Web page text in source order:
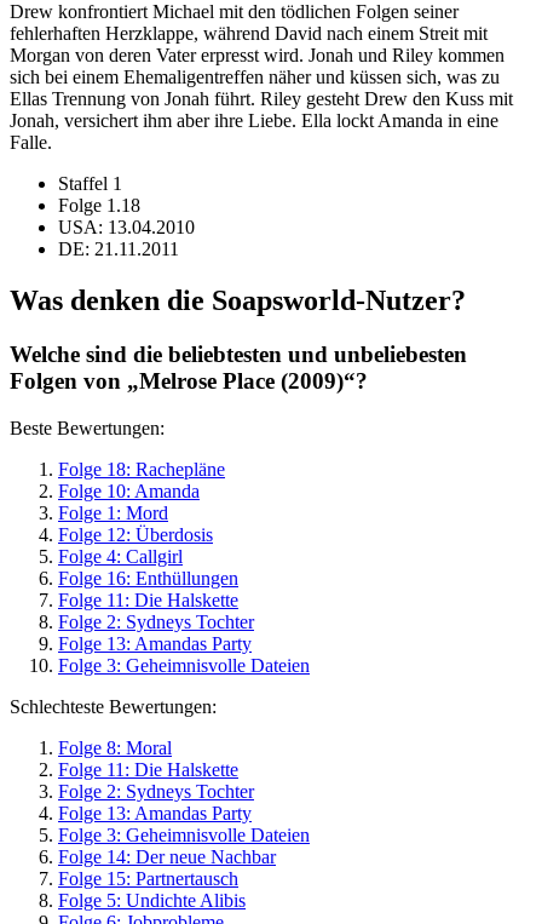
Drew konfrontiert Michael mit den tödlichen Folgen seiner
fehlerhaften Herzklappe, während David nach einem Streit mit
Morgan von deren Vater erpresst wird. Jonah und Riley kommen
sich bei einem Ehemaligentreffen näher und küssen sich, was zu
Ellas Trennung von Jonah führt. Riley gesteht Drew den Kuss mit
Jonah, versichert ihm aber ihre Liebe. Ella lockt Amanda in eine
Falle.
Staffel 1
Folge 1.18
USA: 13.04.2010
DE: 21.11.2011
Was denken die Soapsworld-Nutzer?
Welche sind die beliebtesten und unbeliebesten
Folgen von „Melrose Place (2009)“?
Beste Bewertungen:
Folge 18: Rachepläne
Folge 10: Amanda
Folge 1: Mord
Folge 12: Überdosis
Folge 4: Callgirl
Folge 16: Enthüllungen
Folge 11: Die Halskette
Folge 2: Sydneys Tochter
Folge 13: Amandas Party
Folge 3: Geheimnisvolle Dateien
Schlechteste Bewertungen:
Folge 8: Moral
Folge 11: Die Halskette
Folge 2: Sydneys Tochter
Folge 13: Amandas Party
Folge 3: Geheimnisvolle Dateien
Folge 14: Der neue Nachbar
Folge 15: Partnertausch
Folge 5: Undichte Alibis